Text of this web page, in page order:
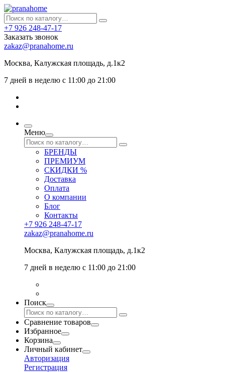
+7 926 248-47-17
Заказать звонок
zakaz@pranahome.ru
Москва, Калужская площадь, д.1к2
7 дней в неделю с 11:00 до 21:00
Меню
БРЕНДЫ
ПРЕМИУМ
СКИДКИ %
Доставка
Оплата
О компании
Блог
Контакты
+7 926 248-47-17
zakaz@pranahome.ru
Москва, Калужская площадь, д.1к2
7 дней в неделю с 11:00 до 21:00
Поиск
Сравнение товаров
Избранное
Корзина
Личный кабинет
Авторизация
Регистрация